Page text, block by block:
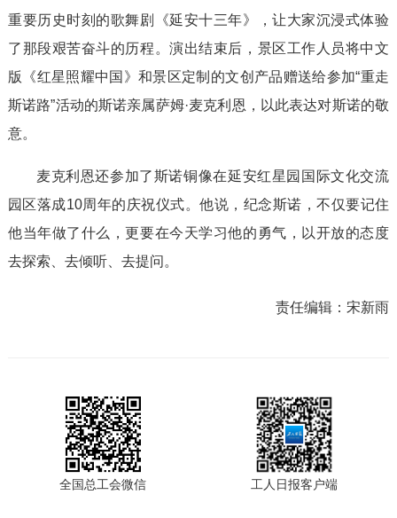
重要历史时刻的歌舞剧《延安十三年》，让大家沉浸式体验
了那段艰苦奋斗的历程。演出结束后，景区工作人员将中文
版《红星照耀中国》和景区定制的文创产品赠送给参加“重走
斯诺路”活动的斯诺亲属萨姆·麦克利恩，以此表达对斯诺的敬
意。
麦克利恩还参加了斯诺铜像在延安红星园国际文化交流
园区落成10周年的庆祝仪式。他说，纪念斯诺，不仅要记住
他当年做了什么，更要在今天学习他的勇气，以开放的态度
去探索、去倾听、去提问。
责任编辑：宋新雨
全国总工会微信 工人日报客户端